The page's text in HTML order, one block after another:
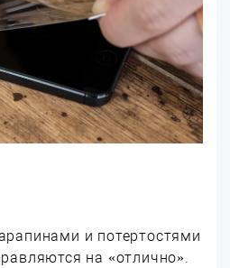
и потертостями
на «отлично».